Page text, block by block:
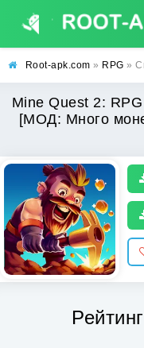
Root-apk.com » RPG » Скачать
Mine Quest 2:
[МОД: Много